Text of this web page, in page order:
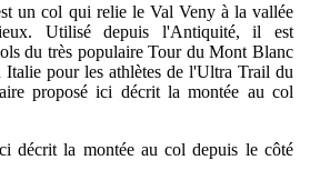
un col qui relie le Val Veny à la vallée
Utilisé depuis l'Antiquité, il est
du très populaire Tour du Mont Blanc
Italie pour les athlètes de l'Ultra Trail du
proposé ici décrit la montée au col
décrit la montée au col depuis le côté